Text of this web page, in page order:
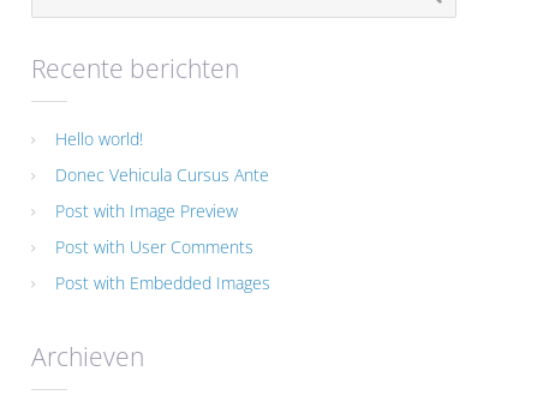
Recente berichten
Hello world!
Donec Vehicula Cursus Ante
Post with Image Preview
Post with User Comments
Post with Embedded Images
Archieven